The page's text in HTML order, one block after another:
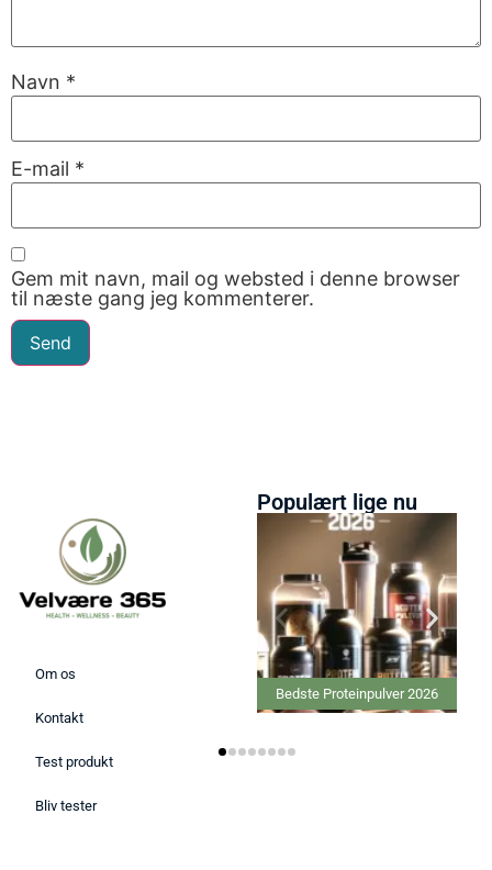
Navn *
E-mail *
Gem mit navn, mail og websted i denne browser
til næste gang jeg kommenterer.
Om os
Kontakt
Test produkt
Bliv tester
Populært lige nu
Bedste Proteinpulver 2026